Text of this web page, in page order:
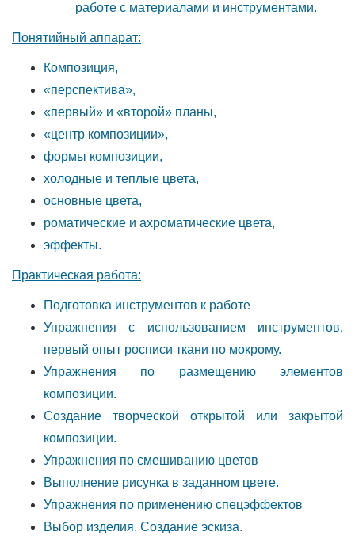
работе с материалами и инструментами.
Понятийный аппарат:
Композиция,
«перспектива»,
«первый» и «второй» планы,
«центр композиции»,
формы композиции,
холодные и теплые цвета,
основные цвета,
роматические и ахроматические цвета,
эффекты.
Практическая работа:
Подготовка инструментов к работе
Упражнения с использованием инструментов,
первый опыт росписи ткани по мокрому.
Упражнения по размещению элементов
композиции.
Создание творческой открытой или закрытой
композиции.
Упражнения по смешиванию цветов
Выполнение рисунка в заданном цвете.
Упражнения по применению спецэффектов
Выбор изделия. Создание эскиза.